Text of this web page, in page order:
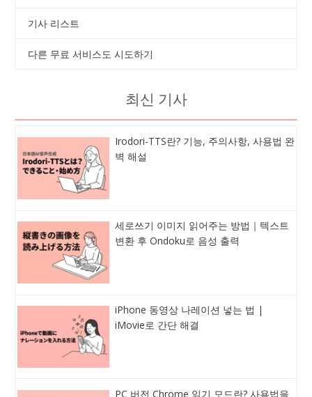
기사 리스트
다른 무료 서비스도 시도하기
최신 기사
Irodori-TTS란? 기능, 주의사항, 사용법 완
벽 해설
세로쓰기 이미지 읽어주는 방법｜텍스트
변환 후 Ondoku로 음성 출력
iPhone 동영상 나레이션 넣는 법 |
iMovie로 간단 해결
PC 버전 Chrome 읽기 모드란? 사용법을